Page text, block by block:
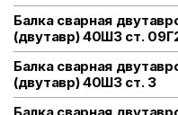
Балка сварная
(двутавр) 40Ш3 ст.
Балка сварная
(двутавр) 40Ш3 ст. 3